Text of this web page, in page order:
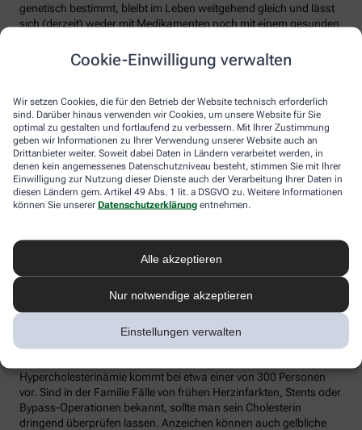
Cookie-Einwilligung verwalten
Wir setzen Cookies, die für den Betrieb der Website technisch erforderlich
sind. Darüber hinaus verwenden wir Cookies, um unsere Website für Sie
optimal zu gestalten und fortlaufend zu verbessern. Mit Ihrer Zustimmung
geben wir Informationen zu Ihrer Verwendung unserer Website auch an
Drittanbieter weiter. Soweit dabei Daten in Ländern verarbeitet werden, in
denen kein angemessenes Datenschutzniveau besteht, stimmen Sie mit Ihrer
Einwilligung zur Nutzung dieser Dienste auch der Verarbeitung Ihrer Daten in
diesen Ländern gem. Artikel 49 Abs. 1 lit. a DSGVO zu. Weitere Informationen
können Sie unserer Datenschutzerklärung entnehmen.
Alle akzeptieren
Nur notwendige akzeptieren
Einstellungen verwalten
genetisch bestimmt, bleibt im Leben weitgehend gleich und lässt
sich (derzeit) weder mit Medikamenten noch mit einem gesunden
Rauchen etc. vermieden werden sollten). Experten raten, seinen
Lp(a)-Wert einmal im Leben bestimmen zu lassen.
4. Hohes Cholesterin betrifft nur ältere
Menschen
Falsch. Zwar steigt das Risiko für erhöhte Cholesterinwerte mit
zunehmendem Alter. Menschen mit sogenannter familiärer
Hypercholesterinämie (FH) haben jedoch schon von Geburt an
erhöhte Blutfettwerte. Bei der erblich bedingten
Stoffwechselerkrankung sammelt sich durch einen Gendefekt
lagert sich an den Wänden der Arterien und Venen ab. Betroffene
entwickeln oft schon im jungen Erwachsenenalter eine
Unbehandelt erkrankt etwa die Hälfte der Männer schon vor dem
50. Lebensjahr an einer koronaren Herzkrankheit (KHK), die zum
Herzinfarkt oder plötzlichem Herztod führen kann. Frauen sind
bis zur Menopause durch Hormone besser geschützt, bei ihnen
Hypercholesterinämie kommt bei etwa einer von 300 Personen
vor. Sind in der Familie Fälle von frühen Herzinfarkten, Stents oder
Bypass-Operationen bekannt, sollte man sein Cholesterin
dringend überprüfen lassen. Anzeichen können auch gelbliche